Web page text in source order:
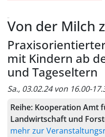
Von der Milch
mit Kindern ab
und Tageseltern
Sa., 03.02.24 von 16.00-
Reihe: Kooperation Amt
Landwirtschaft und
mehr zur